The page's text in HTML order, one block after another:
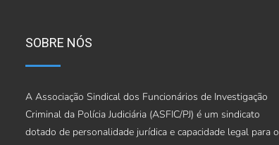
SOBRE NÓS
A Associação Sindical dos Funcionários de Investigação
Criminal da Polícia Judiciária (ASFIC/PJ) é um sindicato
dotado de personalidade jurídica e capacidade legal para o